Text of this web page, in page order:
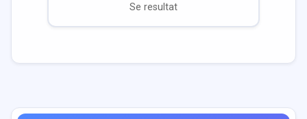
Se resultat